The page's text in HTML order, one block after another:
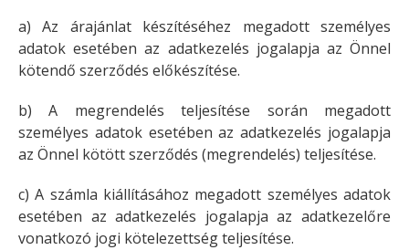
a) Az árajánlat készítéséhez megadott személyes
adatok esetében az adatkezelés jogalapja az Önnel
kötendő szerződés előkészítése.
b) A megrendelés teljesítése során megadott
személyes adatok esetében az adatkezelés jogalapja
az Önnel kötött szerződés (megrendelés) teljesítése.
c) A számla kiállításához megadott személyes adatok
esetében az adatkezelés jogalapja az adatkezelőre
vonatkozó jogi kötelezettség teljesítése.